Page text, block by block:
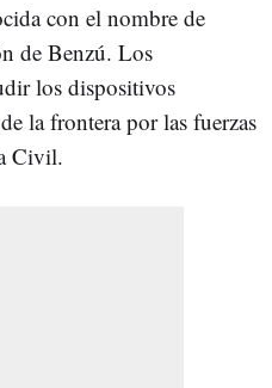
con el nombre de
de Benzú. Los
los dispositivos
la frontera por las fuerzas
Civil.